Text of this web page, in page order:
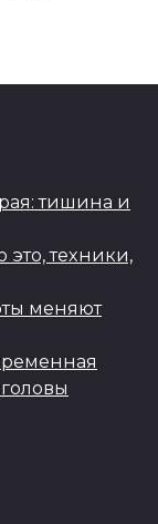
тишина и
техники,
меняют